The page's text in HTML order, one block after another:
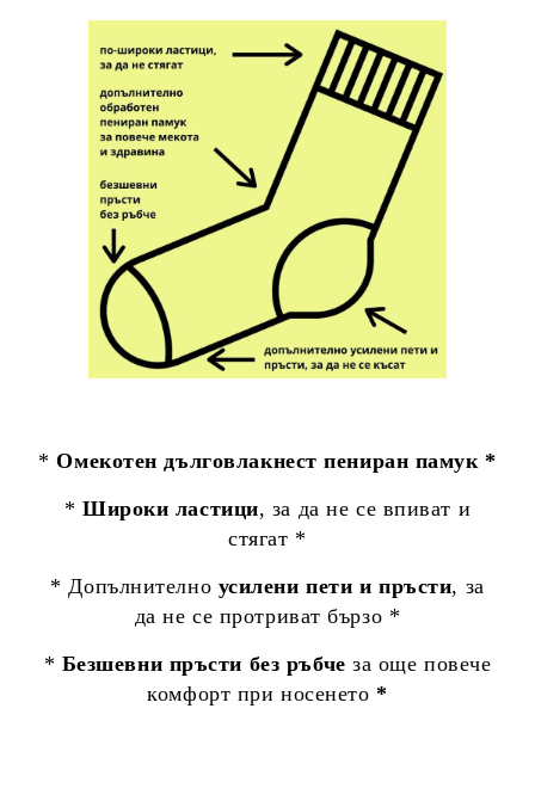
*Омекотен дълговлакнест пениран памук *
* Широки ластици, за да не се впиват и
стягат *
* Допълнително усилени пети и пръсти, за
да не се протриват бързо *
* Безшевни пръсти без ръбчеза още повече
комфорт при носенето *